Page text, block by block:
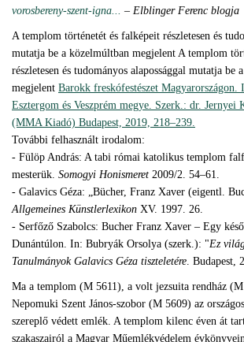
vorosbereny-szent-igna... – Elblinger Ferenc blogja
A templom történetét és falképeit részletesen és
mutatja be a közelmúltban megjelent A templom
részletesen és tudományos alapossággal mutatja be
megjelent Barokk freskófestészet
Esztergom és Veszprém megye. Szerk.: dr. Jernyei
(MMA Kiadó) Budapest, 2019, 218–239.
További felhasznált irodalom:
- Fülöp András: A tabi római katolikus templom
mesterük. Somogyi Honismeret 2009/2. 54–61.
- Galavics Géza: „Bücher, Franz Xaver (eigentl.
Allgemeines Künstlerlexikon XV. 1997. 26.
- Serfőző Szabolcs: Bucher Franz Xaver – Egy
Dunántúlon. In: Bubryák Orsolya (szerk.): "Ez
Tanulmányok Galavics Géza tiszteletére. Budapest,
Ma a templom (M 5611), a volt jezsuita rendház
Nepomuki Szent János-szobor (M 5609) az
szereplő védett emlék. A templom kilenc éven át
szakaszairól a Magyar Műemlékvédelem